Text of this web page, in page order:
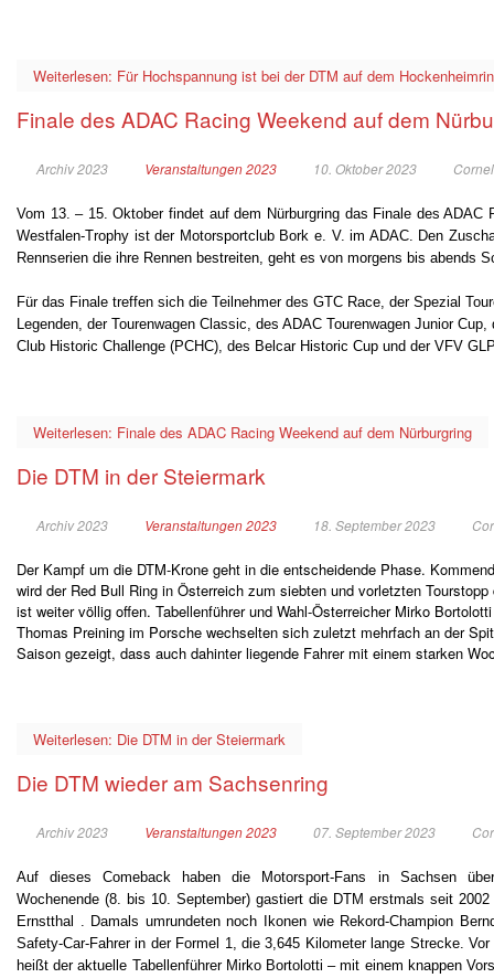
Weiterlesen: Für Hochspannung ist bei der DTM auf dem
Finale des ADAC Racing Weekend auf dem
Archiv 2023 Veranstaltungen 2023 10. Oktober 2023
Vom 13. – 15. Oktober findet auf dem Nürburgring das Finale des ADAC
Westfalen-Trophy ist der Motorsportclub Bork e. V. im ADAC. Den
Rennserien die ihre Rennen bestreiten, geht es von morgens bis abends
Für das Finale treffen sich die Teilnehmer des GTC Race, der Spezial
Legenden, der Tourenwagen Classic, des ADAC Tourenwagen Junior
Club Historic Challenge (PCHC), des Belcar Historic Cup und der VFV
Weiterlesen: Finale des ADAC Racing Weekend auf dem Nürburgring
Die DTM in der Steiermark
Archiv 2023 Veranstaltungen 2023 18. September 2023
Der Kampf um die DTM-Krone geht in die entscheidende Phase.
wird der Red Bull Ring in Österreich zum siebten und vorletzten
ist weiter völlig offen. Tabellenführer und Wahl-Österreicher Mirko
Thomas Preining im Porsche wechselten sich zuletzt mehrfach an der
Saison gezeigt, dass auch dahinter liegende Fahrer mit einem starken
Weiterlesen: Die DTM in der Steiermark
Die DTM wieder am Sachsenring
Archiv 2023 Veranstaltungen 2023 07. September 2023
Auf dieses Comeback haben die Motorsport-Fans in Sachsen
Wochenende (8. bis 10. September) gastiert die DTM erstmals seit
Ernstthal . Damals umrundeten noch Ikonen wie Rekord-Champion
Safety-Car-Fahrer in der Formel 1, die 3,645 Kilometer lange Strecke.
heißt der aktuelle Tabellenführer Mirko Bortolotti – mit einem knappen